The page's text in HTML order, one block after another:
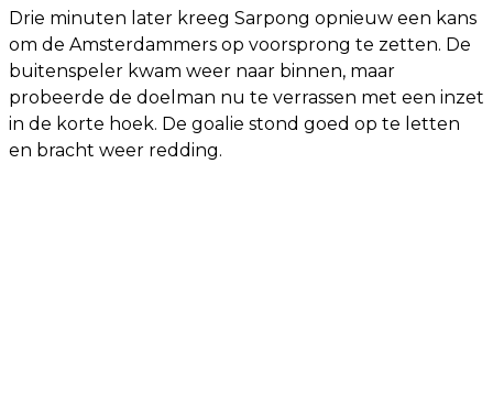
Drie minuten later kreeg Sarpong opnieuw een kans
om de Amsterdammers op voorsprong te zetten. De
buitenspeler kwam weer naar binnen, maar
probeerde de doelman nu te verrassen met een inzet
in de korte hoek. De goalie stond goed op te letten
en bracht weer redding.